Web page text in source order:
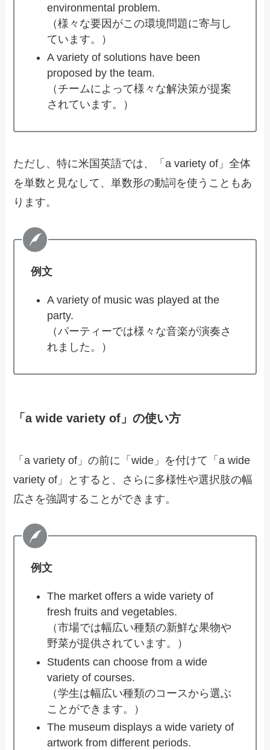
environmental problem.
（様々な要因がこの環境問題に寄与し
ています。）
A variety of solutions have been
proposed by the team.
（チームによって様々な解決策が提案
されています。）
ただし、特に米国英語では、「a variety of」全体
を単数と見なして、単数形の動詞を使うこともあ
ります。
例文
A variety of music was played at the
party.
（パーティーでは様々な音楽が演奏さ
れました。）
「a wide variety of」の使い方
「a variety of」の前に「wide」を付けて「a wide
variety of」とすると、さらに多様性や選択肢の幅
広さを強調することができます。
例文
The market offers a wide variety of
fresh fruits and vegetables.
（市場では幅広い種類の新鮮な果物や
野菜が提供されています。）
Students can choose from a wide
variety of courses.
（学生は幅広い種類のコースから選ぶ
ことができます。）
The museum displays a wide variety of
artwork from different periods.